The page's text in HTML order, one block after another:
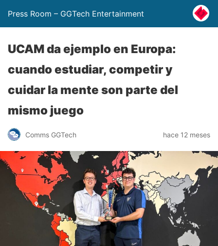
Press Room – GGTech Entertainment
UCAM da ejemplo en Europa:
cuando estudiar, competir y
cuidar la mente son parte del
mismo juego
Comms GGTech hace 12 meses